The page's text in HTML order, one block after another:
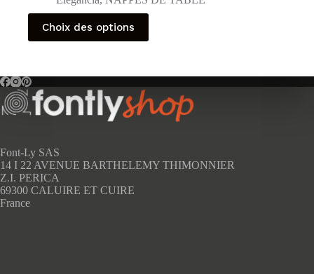
Choix des options
Ce
produit
a
Les
options
peuvent
être
la
page
du
produit
Font-Ly SAS
14 I 22 AVENUE BARTHELEMY THIMONNIER
Z.I. PERICA
69300 CALUIRE ET CUIRE
France